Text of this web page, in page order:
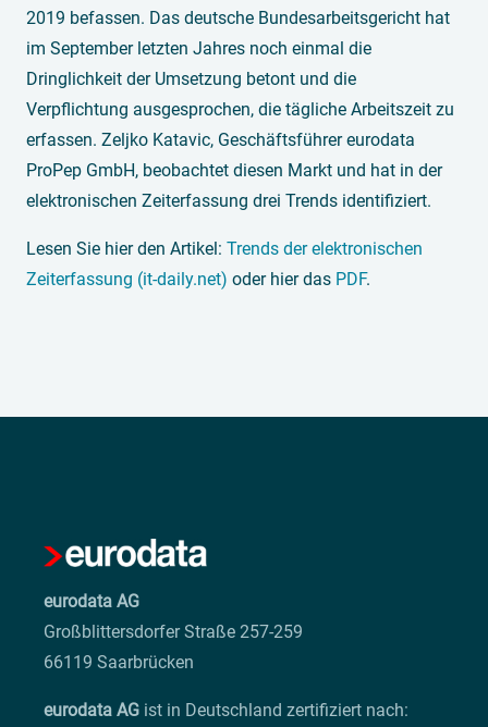
2019 befassen. Das deutsche Bundesarbeitsgericht hat
im September letzten Jahres noch einmal die
Dringlichkeit der Umsetzung betont und die
Verpflichtung ausgesprochen, die tägliche Arbeitszeit zu
erfassen. Zeljko Katavic, Geschäftsführer eurodata
ProPep GmbH, beobachtet diesen Markt und hat in der
elektronischen Zeiterfassung drei Trends identifiziert.
Lesen Sie hier den Artikel: Trends der elektronischen
Zeiterfassung (it-daily.net) oder hier das PDF.
eurodata AG
Großblittersdorfer Straße 257-259
66119 Saarbrücken
eurodata AG ist in Deutschland zertifiziert nach: